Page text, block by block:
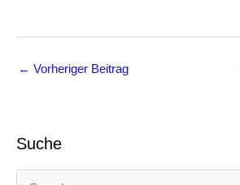
← Vorheriger Beitrag
Suche